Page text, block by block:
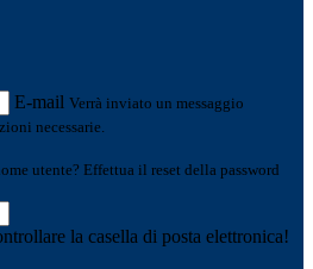
E-mail Verrà inviato un messaggio
necessarie.
utente? Effettua il reset della password
la casella di posta elettronica!